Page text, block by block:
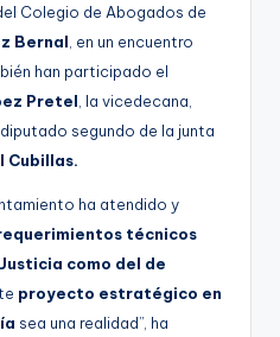
Colegio de Abogados de
Bernal , en un encuentro
han participado el
Pretel , la vicedecana,
segundo de la junta
Cubillas.
ha atendido y
técnicos
como del de
proyecto estratégico en
sea una realidad”, ha